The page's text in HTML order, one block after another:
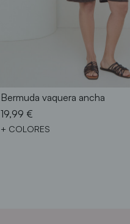
Bermuda vaquera ancha
19,99 €
+ COLORES
42444648